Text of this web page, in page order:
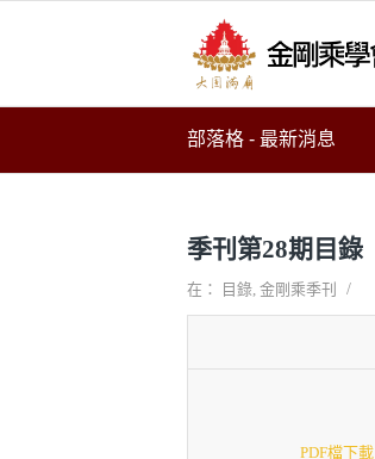
部落格 - 最新消息
季刊第28期目錄
在： 目錄, 金剛乘季刊 /
PDF檔下載